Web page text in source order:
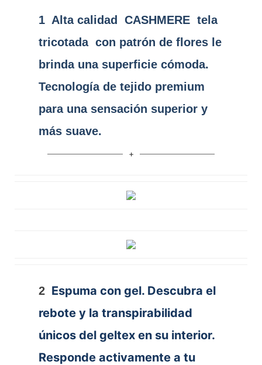
1 Alta calidad CASHMERE tela
tricotada con patrón de flores le
brinda una superficie cómoda.
Tecnología de tejido premium
para una sensación superior y
más suave.
2 Espuma con gel. Descubra el
rebote y la transpirabilidad
únicos del geltex en su interior.
Responde activamente a tu